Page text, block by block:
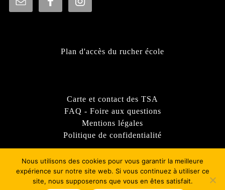
Plan d'accès du rucher école
Carte et contact des TSA
FAQ - Foire aux questions
Mentions légales
Politique de confidentialité
Thème WordPress Sirat- © 2022 - Syndicat d'apiculture
Nous utilisons des cookies pour vous garantir la meilleure
expérience sur notre site web. Si vous continuez à utiliser ce
site, nous supposerons que vous en êtes satisfait.